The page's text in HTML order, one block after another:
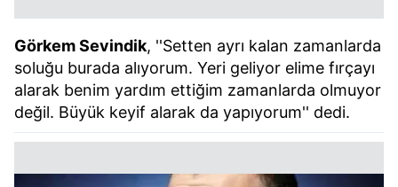
Görkem Sevindik, ''Setten ayrı kalan zamanlarda
soluğu burada alıyorum. Yeri geliyor elime fırçayı
alarak benim yardım ettiğim zamanlarda olmuyor
değil. Büyük keyif alarak da yapıyorum'' dedi.